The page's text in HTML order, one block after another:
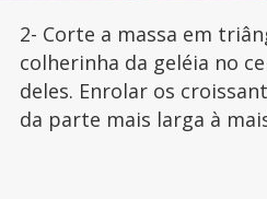
2- Corte a massa em
colherinha da geléia no
deles. Enrolar os
da parte mais larga à